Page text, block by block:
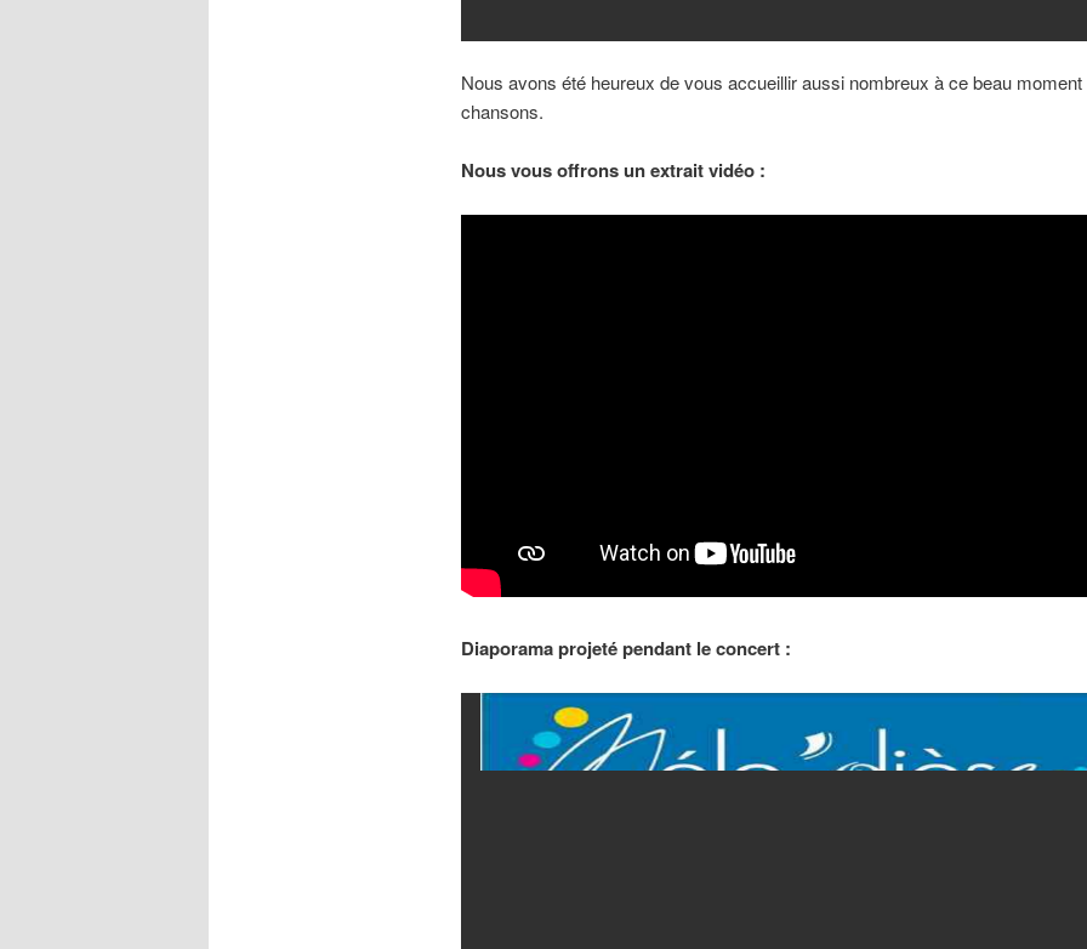
Nous avons été heureux de vous accueillir aussi nombreux à ce beau moment
chansons.
Nous vous offrons un extrait vidéo :
Diaporama projeté pendant le concert :